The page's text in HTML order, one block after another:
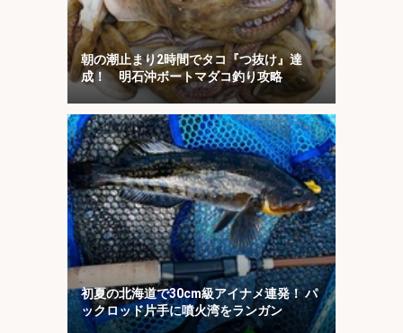
朝の潮止まり2時間でタコ『つ抜け』達
成！ 明石沖ボートマダコ釣り攻略
初夏の北海道で30cm級アイナメ連発！ パ
ックロッド片手に噴火湾をランガン